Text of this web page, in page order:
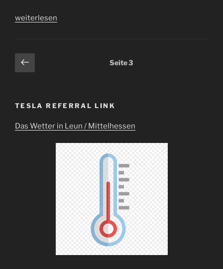
„Erfahrungsbericht
Corsa-
e“
weiterlesen
Seitennummerierung
der
Vorherige
Seite
Seite3
TESLA REFERRAL LINK
Das Wetter in Leun / Mittelhessen